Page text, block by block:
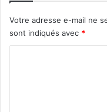
Votre adresse e-mail ne
sont indiqués avec *